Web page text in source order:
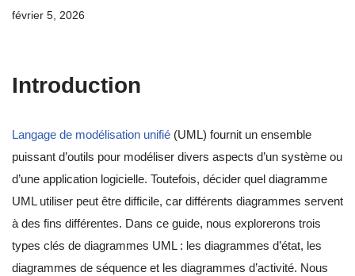
février 5, 2026
Introduction
Langage de modélisation unifié (UML) fournit un ensemble
puissant d’outils pour modéliser divers aspects d’un système ou
d’une application logicielle. Toutefois, décider quel diagramme
UML utiliser peut être difficile, car différents diagrammes servent
à des fins différentes. Dans ce guide, nous explorerons trois
types clés de diagrammes UML : les diagrammes d’état, les
diagrammes de séquence et les diagrammes d’activité. Nous